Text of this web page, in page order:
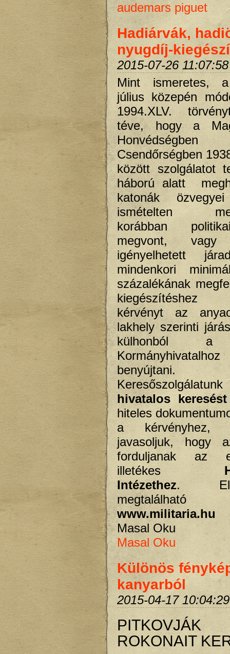
audemars piguet
Hadiárvák,
nyugdíj-
2015-07-26 11:07:58
Mint ismeretes,
július közepén
1994.XLV.
téve, hogy a
Csendőrségben
között szolgálatot
háború alatt
katonák
ismételten
korábban
megvont,
igényelhetett
mindenkori
százalékának
kiegészítéshez
kérvényt az
lakhely szerinti
külhonból a
benyújtani.
hivatalos keresést
hiteles
a kérvényhez,
javasoljuk, hogy
forduljanak az
illetékes
Intézethez.
www.militaria.hu
Masal Oku
Masal Oku
Különös
kanyarból
2015-04-17 10:04:29
ROKONAIT